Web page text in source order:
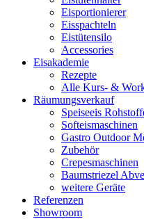
Eisportionierer
Eisspachteln
Eistütensilo
Accessories
Eisakademie
Rezepte
Alle Kurs- &
Räumungsverkauf
Speiseeis
Softeismaschinen
Gastro Outdoor
Zubehör
Crepesmaschinen
Baumstriezel
weitere Geräte
Referenzen
Showroom